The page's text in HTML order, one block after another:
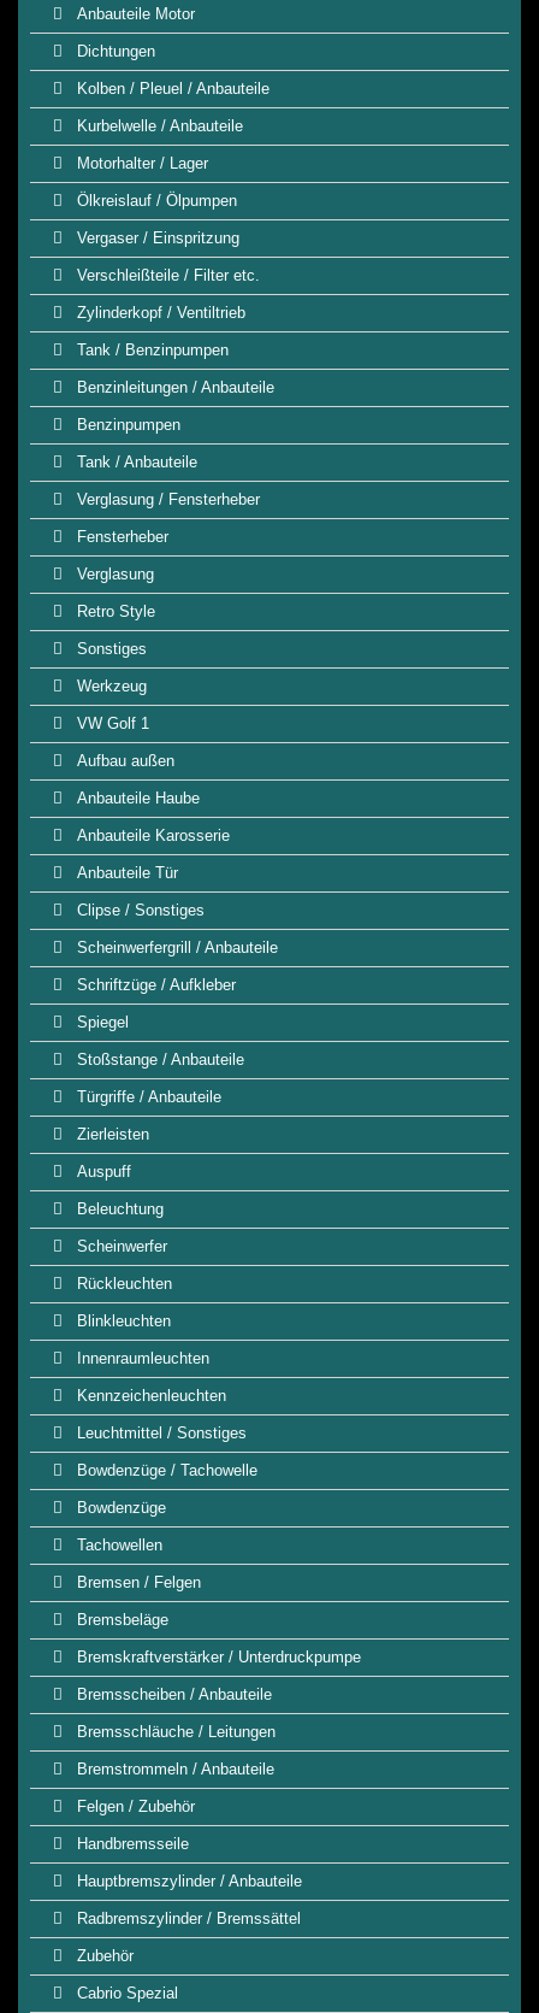
Anbauteile Motor
Dichtungen
Kolben / Pleuel / Anbauteile
Kurbelwelle / Anbauteile
Motorhalter / Lager
Ölkreislauf / Ölpumpen
Vergaser / Einspritzung
Verschleißteile / Filter etc.
Zylinderkopf / Ventiltrieb
Tank / Benzinpumpen
Benzinleitungen / Anbauteile
Benzinpumpen
Tank / Anbauteile
Verglasung / Fensterheber
Fensterheber
Verglasung
Retro Style
Sonstiges
Werkzeug
VW Golf 1
Aufbau außen
Anbauteile Haube
Anbauteile Karosserie
Anbauteile Tür
Clipse / Sonstiges
Scheinwerfergrill / Anbauteile
Schriftzüge / Aufkleber
Spiegel
Stoßstange / Anbauteile
Türgriffe / Anbauteile
Zierleisten
Auspuff
Beleuchtung
Scheinwerfer
Rückleuchten
Blinkleuchten
Innenraumleuchten
Kennzeichenleuchten
Leuchtmittel / Sonstiges
Bowdenzüge / Tachowelle
Bowdenzüge
Tachowellen
Bremsen / Felgen
Bremsbeläge
Bremskraftverstärker / Unterdruckpumpe
Bremsscheiben / Anbauteile
Bremsschläuche / Leitungen
Bremstrommeln / Anbauteile
Felgen / Zubehör
Handbremsseile
Hauptbremszylinder / Anbauteile
Radbremszylinder / Bremssättel
Zubehör
Cabrio Spezial